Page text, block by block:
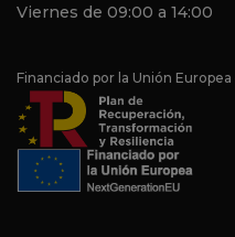
Viernes de 09:00 a 14:00
Financiado por la Unión